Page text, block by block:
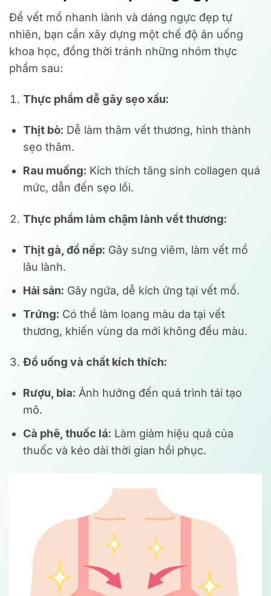
Để vết mổ nhanh lành và dáng ngực đẹp tự
nhiên, bạn cần xây dựng một chế độ ăn uống
khoa học, đồng thời tránh những nhóm thực
phẩm sau:
Thực phẩm dễ gây sẹo xấu:
Thịt bò: Dễ làm thâm vết thương, hình thành
sẹo thâm.
Rau muống: Kích thích tăng sinh collagen quá
mức, dẫn đến sẹo lồi.
Thực phẩm làm chậm lành vết thương:
Thịt gà, đồ nếp: Gây sưng viêm, làm vết mổ
lâu lành.
Hải sản: Gây ngứa, dễ kích ứng tại vết mổ.
Trứng: Có thể làm loang màu da tại vết
thương, khiến vùng da mới không đều màu.
Đồ uống và chất kích thích:
Rượu, bia: Ảnh hưởng đến quá trình tái tạo
mô.
Cà phê, thuốc lá: Làm giảm hiệu quả của
thuốc và kéo dài thời gian hồi phục.